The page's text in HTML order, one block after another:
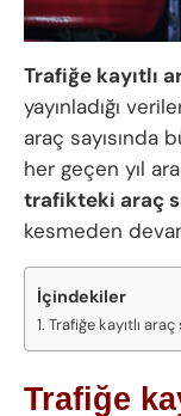
Trafiğe kayıtlı
yayınladığı
araç sayısında
her geçen yıl
trafikteki araç
kesmeden
İçindekiler
Trafiğe kayıtlı araç
Trafiğe